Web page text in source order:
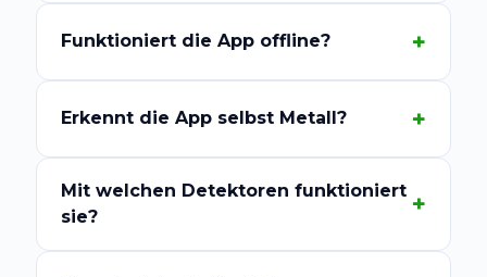
Funktioniert die App offline?
Erkennt die App selbst Metall?
Mit welchen Detektoren funktioniert
sie?